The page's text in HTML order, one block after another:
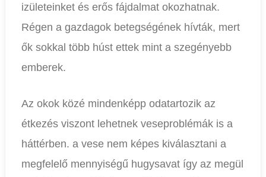
izületeinket és erős fájdalmat okozhatnak.
Régen a gazdagok betegségének hívták, mert
ők sokkal több húst ettek mint a szegényebb
emberek.
Az okok közé mindenképp odatartozik az
étkezés viszont lehetnek veseproblémák is a
háttérben. a vese nem képes kiválasztani a
megfelelő mennyiségű hugysavat így az megül